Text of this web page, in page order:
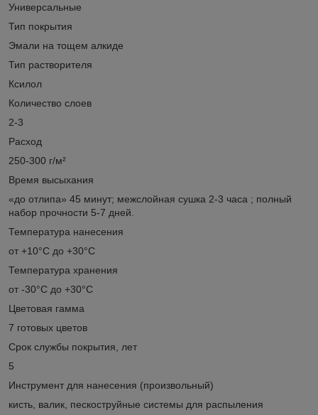
Универсальные
Тип покрытия
Эмали на тощем алкиде
Тип растворителя
Ксилол
Количество слоев
2-3
Расход
250-300 г/м²
Время высыхания
«до отлипа» 45 минут; межслойная сушка 2-3 часа ; полный
набор прочности 5-7 дней.
Температура нанесения
от +10°С до +30°С
Температура хранения
от -30°С до +30°С
Цветовая гамма
7 готовых цветов
Срок службы покрытия, лет
5
Инструмент для нанесения (произвольный)
кисть, валик, пескоструйные системы для распыления